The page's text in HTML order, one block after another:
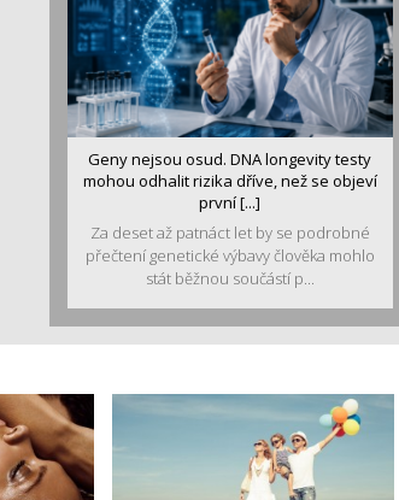
Geny nejsou osud. DNA longevity testy
mohou odhalit rizika dříve, než se objeví
první [...]
Za deset až patnáct let by se podrobné
přečtení genetické výbavy člověka mohlo
stát běžnou součástí p...